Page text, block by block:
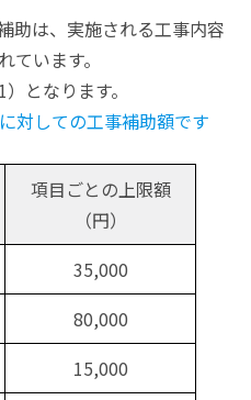
助は、実施される工事内容
ています。
となります。
対しての工事補助額です
項目ごとの上限額
（円）
35,000
80,000
15,000